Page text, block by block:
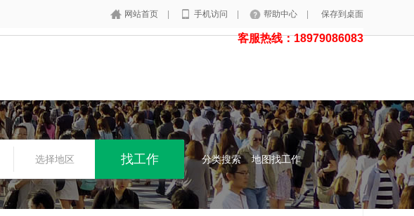
网站首页 手机访问 帮助中心 保存到桌面
客服热线：18979086083
选择地区 分类搜索 地图找工作